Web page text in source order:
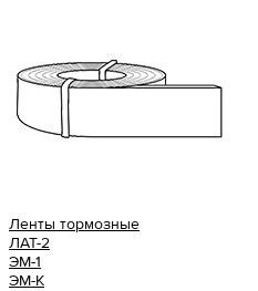
Ленты тормозные
ЛАТ-2
ЭМ-1
ЭМ-К